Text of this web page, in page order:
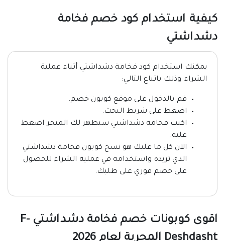
كيفية استخدام كود خصم فخامة
دشداشتي
يمكنك استخدام كود فخامة دشداشتي أثناء عملية
الشراء وذلك باتباع التالي:
قم بالدخول على موقع كوبون خصم.
اضغط على شريط البحث.
اكتب فخامة دشداشتي سيظهر لك المتجر اضغط
عليه.
الآن كل ما عليك هو نسخ كوبون فخامة دشداشتي
الذي تريده واستخدامه في عملية الشراء للحصول
على خصم فوري على طلبك.
اقوى كوبونات خصم فخامة دشداشتي F-
Deshdasht المجربة لعام 2026